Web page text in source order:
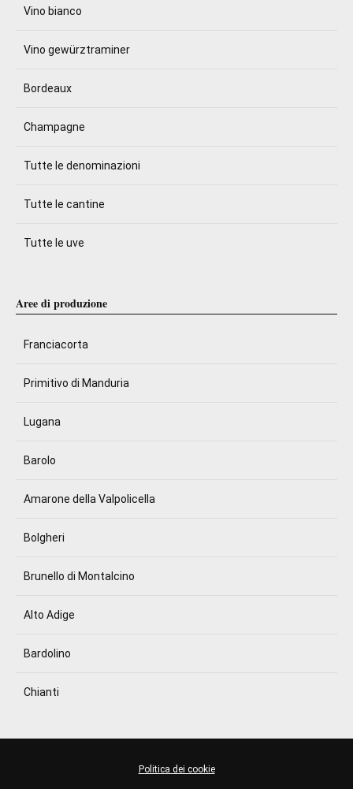
Vino bianco
Vino gewürztraminer
Bordeaux
Champagne
Tutte le denominazioni
Tutte le cantine
Tutte le uve
Aree di produzione
Franciacorta
Primitivo di Manduria
Lugana
Barolo
Amarone della Valpolicella
Bolgheri
Brunello di Montalcino
Alto Adige
Bardolino
Chianti
Politica dei cookie